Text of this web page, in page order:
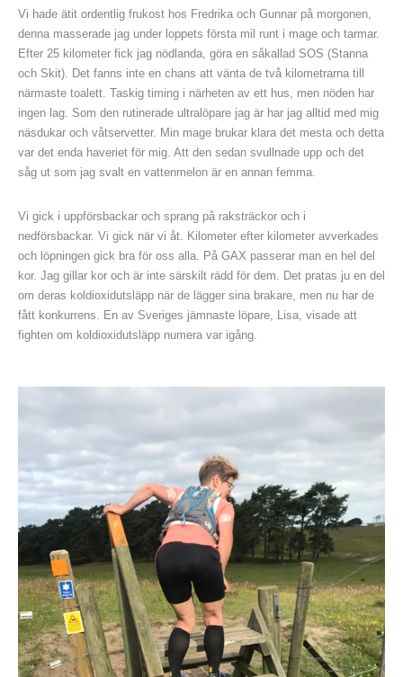
Vi hade ätit ordentlig frukost hos Fredrika och Gunnar på morgonen,
denna masserade jag under loppets första mil runt i mage och tarmar.
Efter 25 kilometer fick jag nödlanda, göra en såkallad SOS (Stanna
och Skit). Det fanns inte en chans att vänta de två kilometrarna till
närmaste toalett. Taskig timing i närheten av ett hus, men nöden har
ingen lag. Som den rutinerade ultralöpare jag är har jag alltid med mig
näsdukar och våtservetter. Min mage brukar klara det mesta och detta
var det enda haveriet för mig. Att den sedan svullnade upp och det
såg ut som jag svalt en vattenmelon är en annan femma.
Vi gick i uppförsbackar och sprang på raksträckor och i
nedförsbackar. Vi gick när vi åt. Kilometer efter kilometer avverkades
och löpningen gick bra för oss alla. På GAX passerar man en hel del
kor. Jag gillar kor och är inte särskilt rädd för dem. Det pratas ju en del
om deras koldioxidutsläpp när de lägger sina brakare, men nu har de
fått konkurrens. En av Sveriges jämnaste löpare, Lisa, visade att
fighten om koldioxidutsläpp numera var igång.